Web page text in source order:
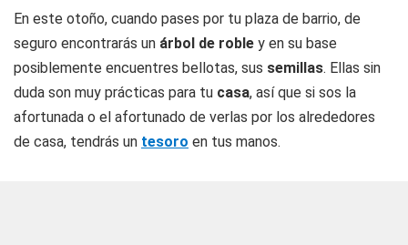
En este otoño, cuando pases por tu plaza de barrio, de
seguro encontrarás un árbol de roble y en su base
posiblemente encuentres bellotas, sus semillas. Ellas sin
duda son muy prácticas para tu casa, así que si sos la
afortunada o el afortunado de verlas por los alrededores
de casa, tendrás un tesoro en tus manos.